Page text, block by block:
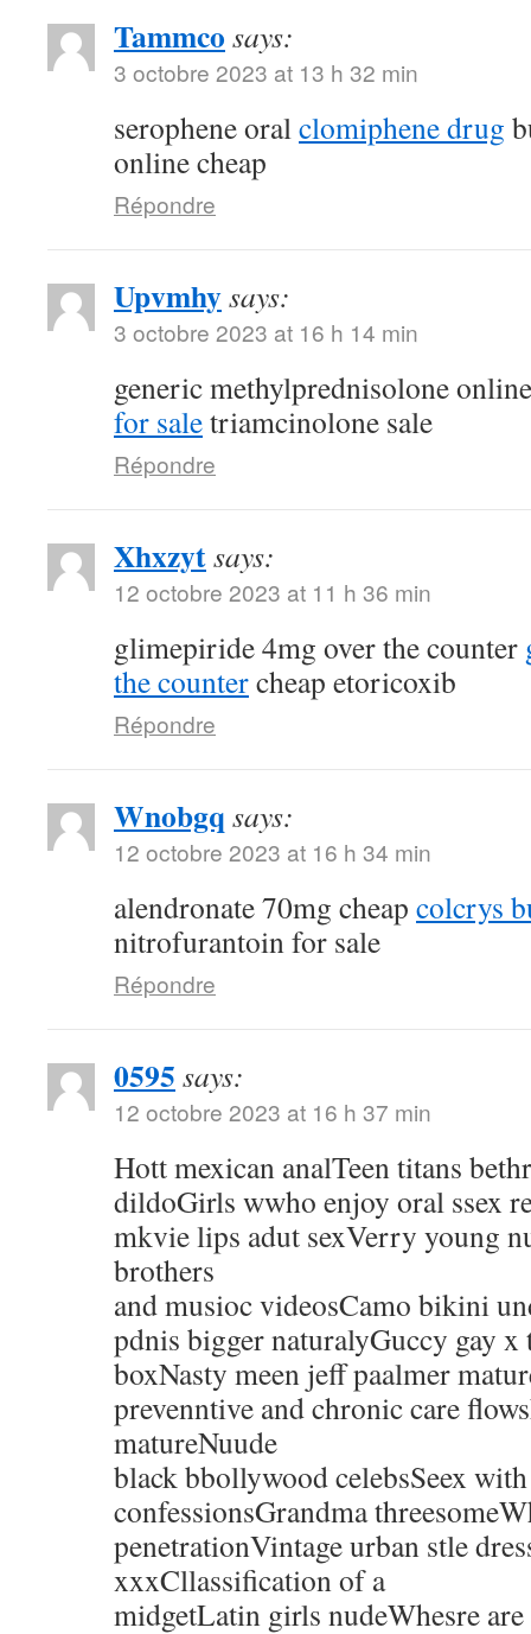
Tammco says:
3 octobre 2023 at 13 h 32 min
serophene oralclomiphene drug
online cheap
Répondre
Upvmhysays:
3 octobre 2023 at 16 h 14 min
generic methylprednisolone
for saletriamcinolone sale
Répondre
Xhxzytsays:
12 octobre 2023 at 11 h 36 min
glimepiride 4mg over the counter
the countercheap etoricoxib
Répondre
Wnobgq says:
12 octobre 2023 at 16 h 34 min
alendronate 70mg cheap colcrys
nitrofurantoin for sale
Répondre
0595 says:
12 octobre 2023 at 16 h 37 min
Hott mexican analTeen titans
dildoGirls wwho enjoy oral ssex
mkvie lips adut sexVerry young
brothers
and musioc videosCamo bikini
pdnis bigger naturalyGuccy gay x
boxNasty meen jeff paalmer
prevenntive and chronic care
matureNuude
black bbollywood celebsSeex
confessionsGrandma
penetrationVintage urban stle
xxxCllassification of a
midgetLatin girls nudeWhesre